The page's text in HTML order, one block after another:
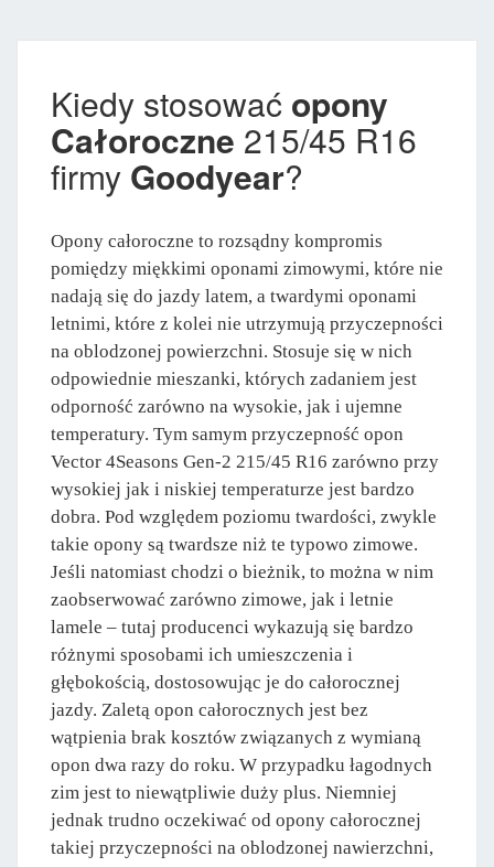
Kiedy stosować opony
Całoroczne 215/45 R16
firmy Goodyear?
Opony całoroczne to rozsądny kompromis
pomiędzy miękkimi oponami zimowymi, które nie
nadają się do jazdy latem, a twardymi oponami
letnimi, które z kolei nie utrzymują przyczepności
na oblodzonej powierzchni. Stosuje się w nich
odpowiednie mieszanki, których zadaniem jest
odporność zarówno na wysokie, jak i ujemne
temperatury. Tym samym przyczepność opon
Vector 4Seasons Gen-2 215/45 R16 zarówno przy
wysokiej jak i niskiej temperaturze jest bardzo
dobra. Pod względem poziomu twardości, zwykle
takie opony są twardsze niż te typowo zimowe.
Jeśli natomiast chodzi o bieżnik, to można w nim
zaobserwować zarówno zimowe, jak i letnie
lamele – tutaj producenci wykazują się bardzo
różnymi sposobami ich umieszczenia i
głębokością, dostosowując je do całorocznej
jazdy. Zaletą opon całorocznych jest bez
wątpienia brak kosztów związanych z wymianą
opon dwa razy do roku. W przypadku łagodnych
zim jest to niewątpliwie duży plus. Niemniej
jednak trudno oczekiwać od opony całorocznej
takiej przyczepności na oblodzonej nawierzchni,